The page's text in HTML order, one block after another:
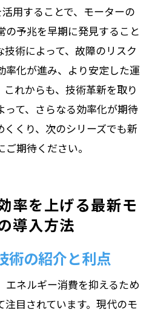
用することで、モーターの
の予兆を早期に発見すること
術によって、故障のリスク
率化が進み、より安定した運
れからも、技術革新を取り
って、さらなる効率化が期待
くくり、次のシリーズでも新
期待ください。
率を上げる最新モ
導入方法
術の紹介と利点
エネルギー消費を抑えるため
目されています。現代のモ